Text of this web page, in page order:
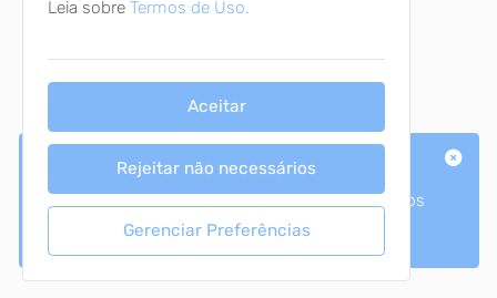
Leia sobre Termos de Uso.
Aceitar
Rejeitar não necessários
Gerenciar Preferências
Dados
Os dados do Portal Transparência são atualizados
em tempo real!